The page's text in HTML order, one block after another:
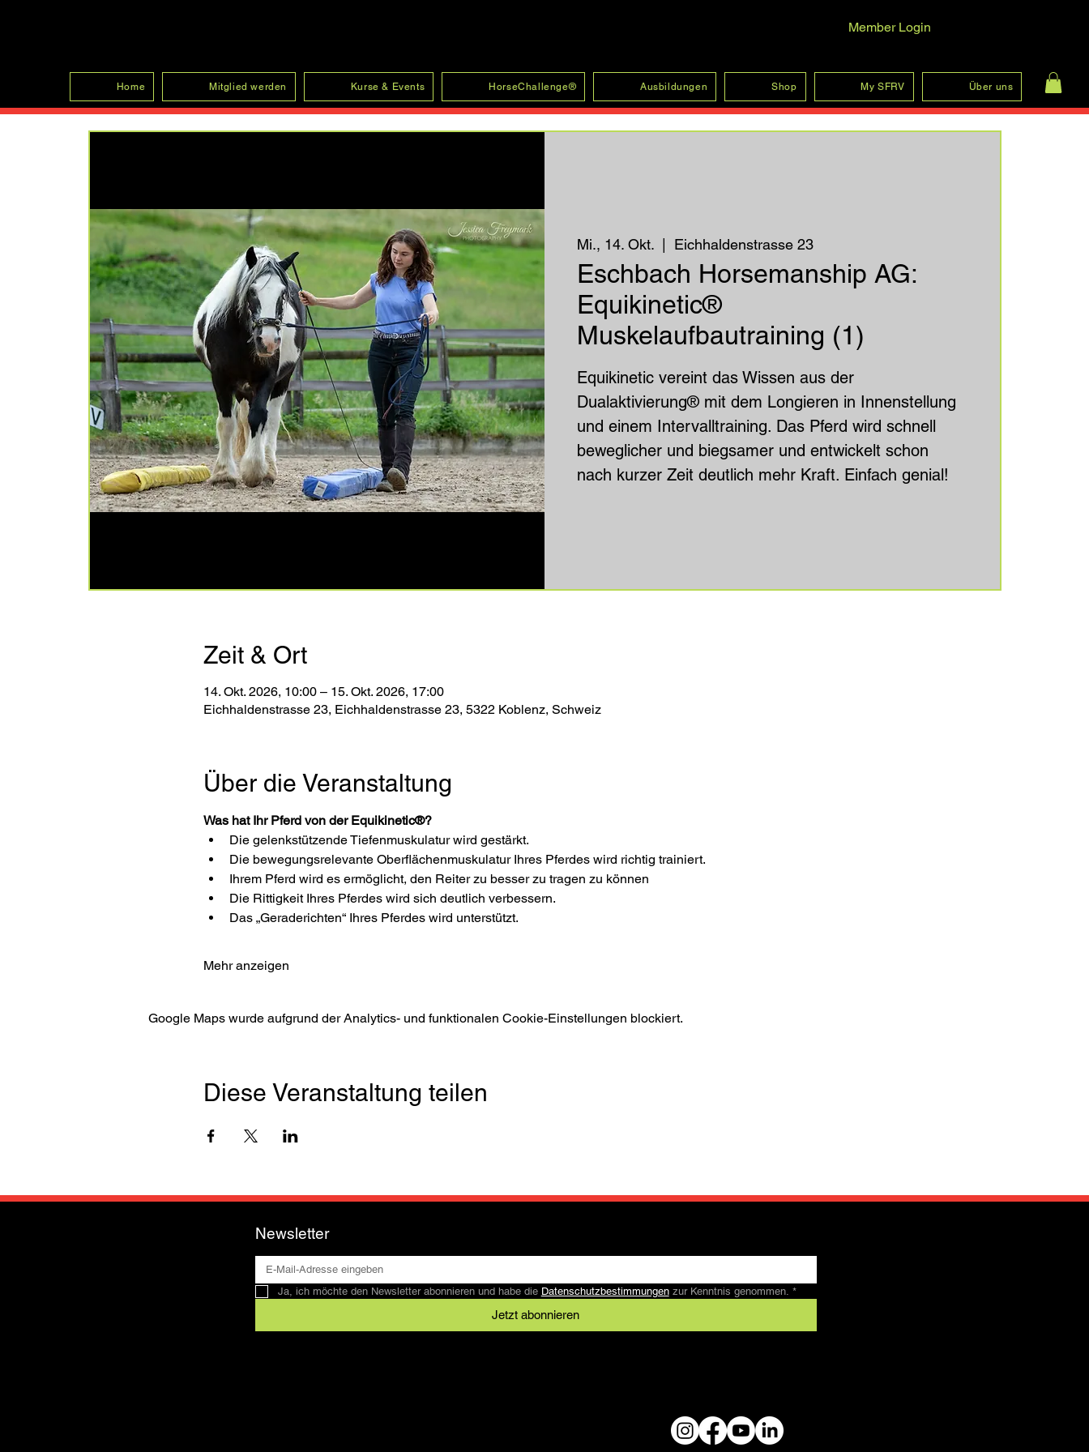
Anmelden
Member Login
Home Mitglied werden Kurse & Events HorseChallenge® Ausbildungen Shop My SFRV Über uns
Mi., 14. Okt.
  |
Eichhaldenstrasse 23
Eschbach Horsemanship AG:
Equikinetic®
Muskelaufbautraining (1)
Equikinetic vereint das Wissen aus der
Dualaktivierung® mit dem Longieren in Innenstellung
und einem Intervalltraining. Das Pferd wird schnell
beweglicher und biegsamer und entwickelt schon
nach kurzer Zeit deutlich mehr Kraft. Einfach genial!
Zeit & Ort
14. Okt. 2026, 10:00 – 15. Okt. 2026, 17:00
Eichhaldenstrasse 23, Eichhaldenstrasse 23, 5322 Koblenz, Schweiz
Über die Veranstaltung
Was hat Ihr Pferd von der Equikinetic®?
Die gelenkstützende Tiefenmuskulatur wird gestärkt.
Die bewegungsrelevante Oberflächenmuskulatur Ihres Pferdes wird richtig trainiert.
Ihrem Pferd wird es ermöglicht, den Reiter zu besser zu tragen zu können
Die Rittigkeit Ihres Pferdes wird sich deutlich verbessern.
Das „Geraderichten“ Ihres Pferdes wird unterstützt.
Mehr anzeigen
Google Maps wurde aufgrund der Analytics- und funktionalen Cookie-Einstellungen blockiert.
Diese Veranstaltung teilen
Newsletter
Ja, ich möchte den Newsletter abonnieren und habe die Datenschutzbestimmungen zur Kenntnis genommen. *
Jetzt abonnieren